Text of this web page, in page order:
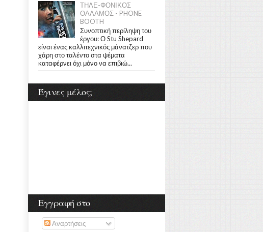
ΤΗΛΕ-ΦΟΝΙΚΟΣ
ΘΑΛΑΜΟΣ - PHONE
BOOTH
Συνοπτική περίληψη του
έργου: Ο Stu Shepard
είναι ένας καλλιτεχνικός μάνατζερ που
χάρη στο ταλέντο στα ψέματα
καταφέρνει όχι μόνο να επιβιώ...
Έγινες μέλος;
Εγγραφή στο
Αναρτήσεις